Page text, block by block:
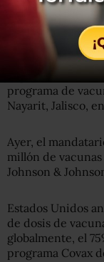
La vacuna de
dosis, su
COVID-19 es de
El presidente
programa de
Nayarit, Jalisco,
Ayer, el
millón de
Johnson &
Estados Unidos
de dosis de
globalmente, el
programa Covax